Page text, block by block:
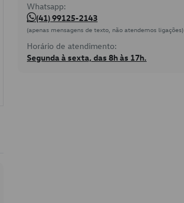
Whatsapp:
(41) 99125-2143
(apenas mensagens de texto, não atendemos ligações)
Horário de atendimento:
Segunda à sexta, das 8h às 17h.